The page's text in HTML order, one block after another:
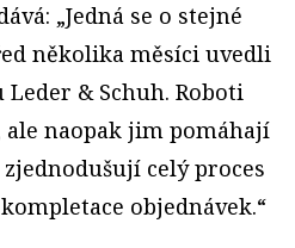
„Jedná se o stejné
několika měsíci uvedli
& Schuh. Roboti
naopak jim pomáhají
celý proces
objednávek.“